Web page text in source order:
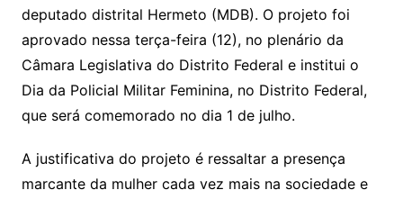
deputado distrital Hermeto (MDB). O projeto foi
aprovado nessa terça-feira (12), no plenário da
Câmara Legislativa do Distrito Federal e institui o
Dia da Policial Militar Feminina, no Distrito Federal,
que será comemorado no dia 1 de julho.
A justificativa do projeto é ressaltar a presença
marcante da mulher cada vez mais na sociedade e